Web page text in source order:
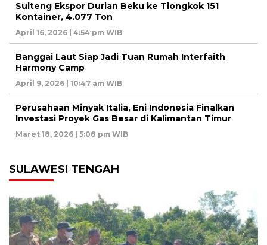
Sulteng Ekspor Durian Beku ke Tiongkok 151
Kontainer, 4.077 Ton
April 16, 2026 | 4:54 pm WIB
Banggai Laut Siap Jadi Tuan Rumah Interfaith
Harmony Camp
April 9, 2026 | 10:47 am WIB
Perusahaan Minyak Italia, Eni Indonesia Finalkan
Investasi Proyek Gas Besar di Kalimantan Timur
Maret 18, 2026 | 5:08 pm WIB
SULAWESI TENGAH